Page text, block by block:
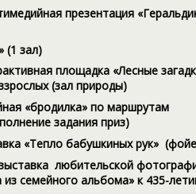
презентация
(1 зал)
площадка «Лесные
(зал природы)
«бродилка» по маршрутам
задания приз)
«Тепло бабушкиных рук»
любительской
из семейного альбома» к 435-